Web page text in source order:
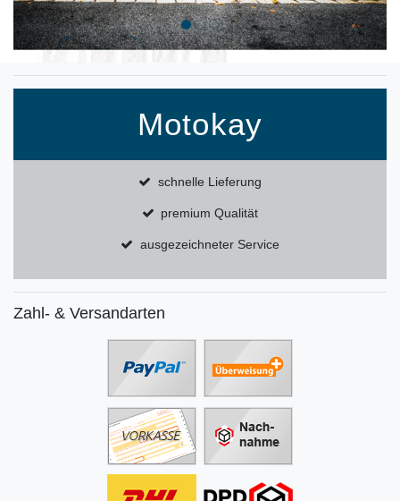
Motokay
schnelle Lieferung
premium Qualität
ausgezeichneter Service
Zahl- & Versandarten